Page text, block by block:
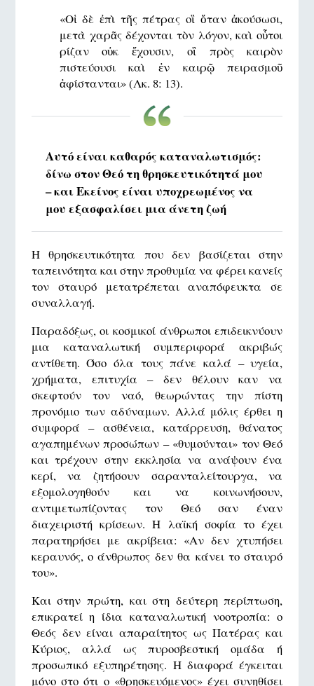
«Οἱ δὲ ἐπὶ τῆς πέτρας οἳ ὅταν ἀκούσωσι,
μετὰ χαρᾶς δέχονται τὸν λόγον, καὶ οὗτοι
ρίζαν οὐκ ἔχουσιν, οἳ πρὸς καιρὸν
πιστεύουσι καὶ ἐν καιρῷ πειρασμοῦ
ἀφίστανται» (Λκ. 8: 13).
Αυτό είναι καθαρός καταναλωτισμός:
δίνω στον Θεό τη θρησκευτικότητά μου
– και Εκείνος είναι υποχρεωμένος να
μου εξασφαλίσει μια άνετη ζωή
Η θρησκευτικότητα που δεν βασίζεται στην
ταπεινότητα και στην προθυμία να φέρει κανείς
τον σταυρό μετατρέπεται αναπόφευκτα σε
συναλλαγή.
Παραδόξως, οι κοσμικοί άνθρωποι επιδεικνύουν
μια καταναλωτική συμπεριφορά ακριβώς
αντίθετη. Όσο όλα τους πάνε καλά – υγεία,
χρήματα, επιτυχία – δεν θέλουν καν να
σκεφτούν τον ναό, θεωρώντας την πίστη
προνόμιο των αδύναμων. Αλλά μόλις έρθει η
συμφορά – ασθένεια, κατάρρευση, θάνατος
αγαπημένων προσώπων – «θυμούνται» τον Θεό
και τρέχουν στην εκκλησία να ανάψουν ένα
κερί, να ζητήσουν σαρανταλείτουργα, να
εξομολογηθούν και να κοινωνήσουν,
αντιμετωπίζοντας τον Θεό σαν έναν
διαχειριστή κρίσεων. Η λαϊκή σοφία το έχει
παρατηρήσει με ακρίβεια: «Αν δεν χτυπήσει
κεραυνός, ο άνθρωπος δεν θα κάνει το σταυρό
του».
Και στην πρώτη, και στη δεύτερη περίπτωση,
επικρατεί η ίδια καταναλωτική νοοτροπία: ο
Θεός δεν είναι απαραίτητος ως Πατέρας και
Κύριος, αλλά ως πυροσβεστική ομάδα ή
προσωπικό εξυπηρέτησης. Η διαφορά έγκειται
μόνο στο ότι ο «θρησκευόμενος» έχει συνηθίσει